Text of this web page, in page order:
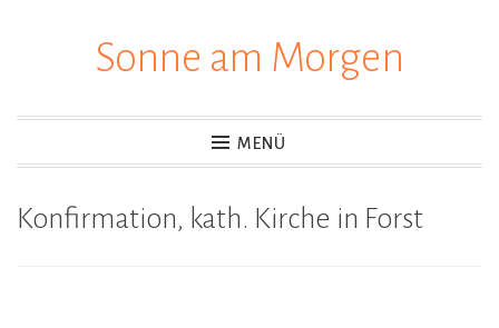
Sonne am Morgen
MENÜ
Konfirmation, kath. Kirche in Forst